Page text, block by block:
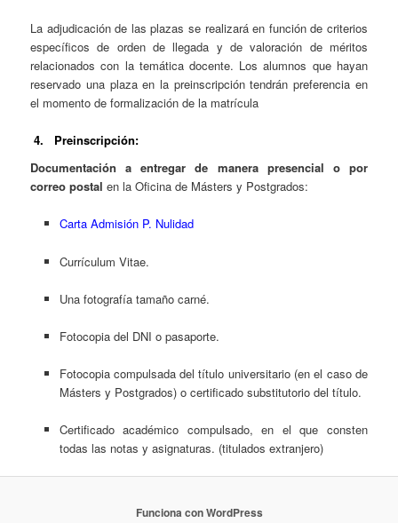
La adjudicación de las plazas se realizará en función de criterios
específicos de orden de llegada y de valoración de méritos
relacionados con la temática docente. Los alumnos que hayan
reservado una plaza en la preinscripción tendrán preferencia en
el momento de formalización de la matrícula
4. Preinscripción:
Documentación a entregar de manera presencial o por
correo postal en la Oficina de Másters y Postgrados:
Carta Admisión P. Nulidad
Currículum Vitae.
Una fotografía tamaño carné.
Fotocopia del DNI o pasaporte.
Fotocopia compulsada del título universitario (en el caso de
Másters y Postgrados) o certificado substitutorio del título.
Certificado académico compulsado, en el que consten
todas las notas y asignaturas. (titulados extranjero)
Funciona con WordPress